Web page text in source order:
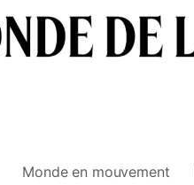
Monde en mouvement